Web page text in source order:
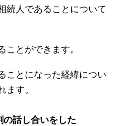
続人であることについて
ことができます。
ことになった経緯につい
ます。
話し合いをした